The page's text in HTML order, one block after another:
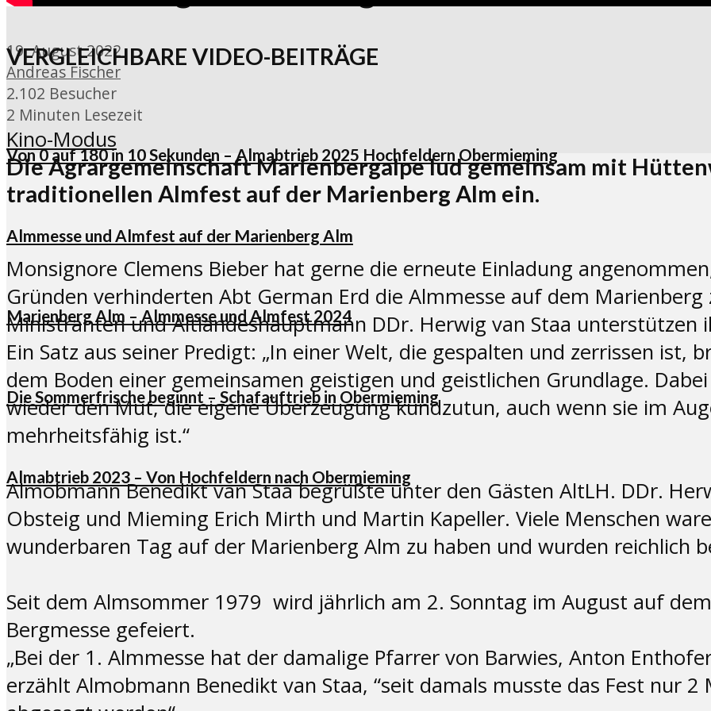
VERGLEICHBARE VIDEO-BEITRÄGE
Von 0 auf 180 in 10 Sekunden – Almabtrieb 2025 Hochfeldern Obermieming
Almmesse und Almfest auf der Marienberg Alm
Marienberg Alm – Almmesse und Almfest 2024
Die Sommerfrische beginnt – Schafauftrieb in Obermieming
Almabtrieb 2023 – Von Hochfeldern nach Obermieming
19. August 2022
Andreas Fischer
2.102 Besucher
2 Minuten Lesezeit
Kino-Modus
Die Agrargemeinschaft Marienbergalpe lud gemeinsam mit
traditionellen Almfest auf der Marienberg Alm ein.
Monsignore Clemens Bieber hat gerne die erneute Einladung
Gründen verhinderten Abt German Erd die Almmesse auf dem
Ministranten und Altlandeshauptmann DDr. Herwig van Staa unterstützen
Ein Satz aus seiner Predigt: „In einer Welt, die gespalten und zerrissen ist,
dem Boden einer gemeinsamen geistigen und geistlichen Grundlage.
wieder den Mut, die eigene Überzeugung kundzutun, auch wenn sie im
mehrheitsfähig ist.“
Almobmann Benedikt van Staa begrüßte unter den Gästen AltLH. DDr.
Obsteig und Mieming Erich Mirth und Martin Kapeller. Viele Menschen
wunderbaren Tag auf der Marienberg Alm zu haben und wurden reichlich
Seit dem Almsommer 1979 wird jährlich am 2. Sonntag im August auf
Bergmesse gefeiert.
„Bei der 1. Almmesse hat der damalige Pfarrer von Barwies, Anton
erzählt Almobmann Benedikt van Staa, “seit damals musste das Fest nur